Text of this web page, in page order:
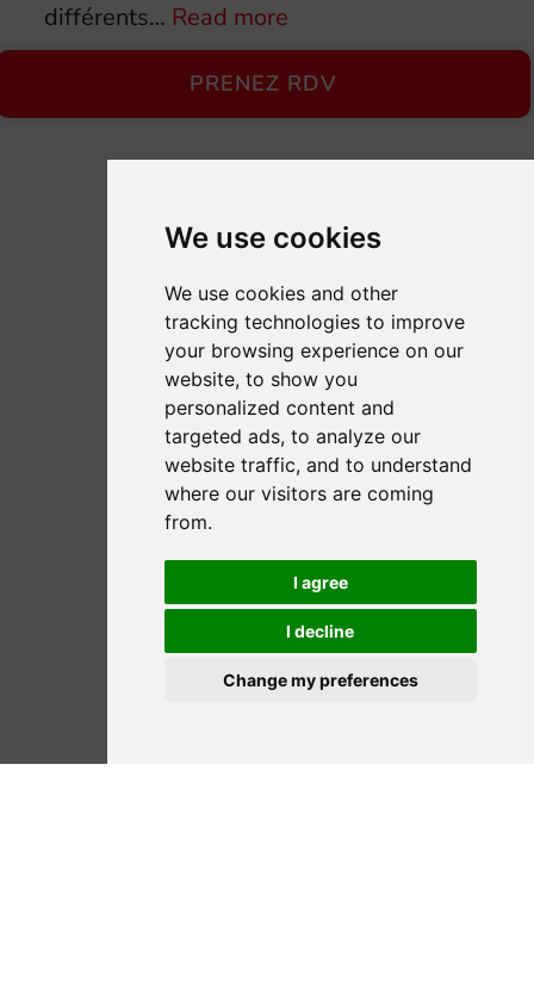
We use cookies
We use cookies and other
tracking technologies to improve
your browsing experience on our
website, to show you
personalized content and
targeted ads, to analyze our
website traffic, and to understand
where our visitors are coming
from.
I agree
I decline
Change my preferences
différents… Read more
Trouvez
votre
cuisine
de
lors
soldes
de
janvier
!
PRENEZ RDV